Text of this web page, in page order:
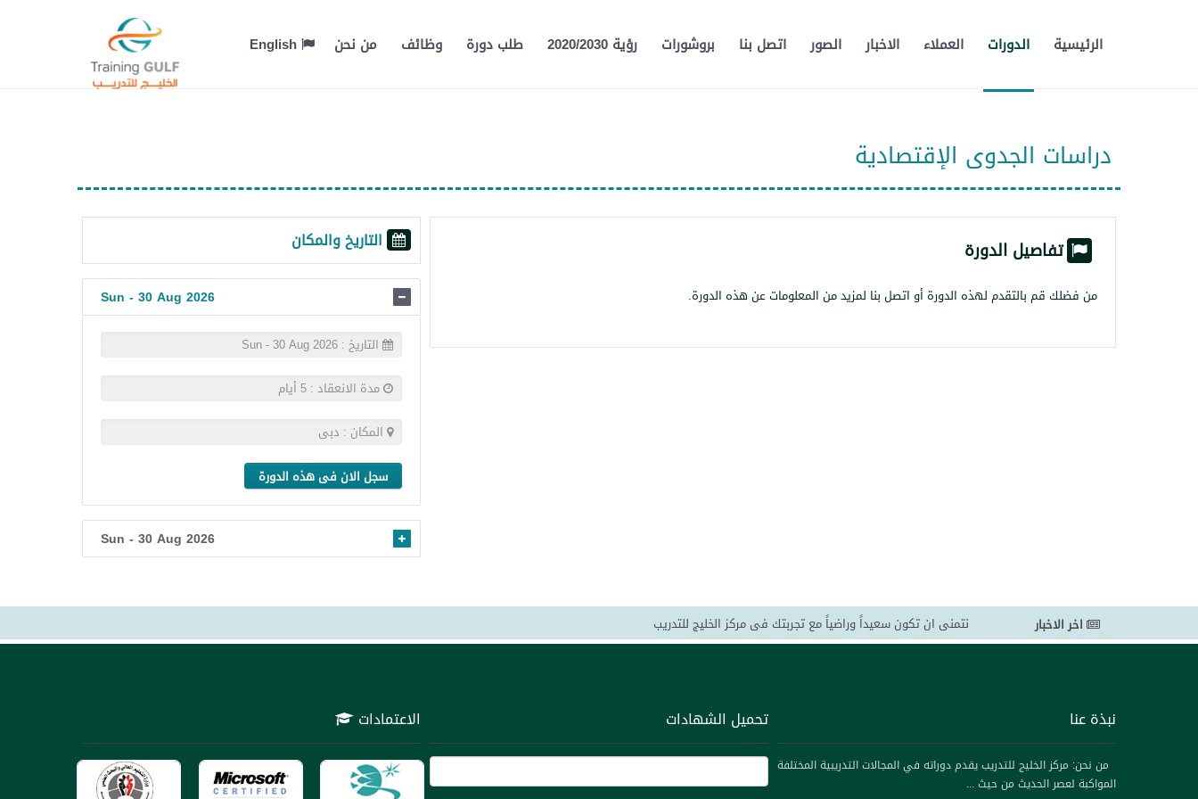
الرئيسية الدورات العملاء الاخبار الصور اتصل بنا بروشورات رؤية 2020/2030 طلب دورة وظائف من نحن
دراسات الجدوى الإقتصادية
تفاصيل الدورة
من فضلك قم بالتقدم لهذه الدورة أو اتصل بنا لمزيد من المعلومات عن هذه الدورة.
التاريخ والمكان
Sun - 30 Aug 2026
التاريخ : Sun - 30 Aug 2026
مدة الانعقاد : 5 أيام
المكان : دبى
سجل الان فى هذه الدورة
Sun - 30 Aug 2026
اخر الاخبار
نتمنى ان تكون سعيداً وراضياً مع تجربتك فى مركز الخليج للتدريب
شاركونا بالإطلاع على بروشورات الدورات المؤكدة على موقعنا والتي تقدم لكم بتخفيضات كبيرة
مرحب بكم في موقعنا مركز الخليج للتدريب نتمنى ان نكون عند حسن ظنكم
نحن ملتزمون بتقديم حلول تدريبية حديثة ومتكاملة من حيث الأداء وخدمة عالية الجودة ونسعى جاهدين لتحقيق رضا عملائنا من خلال خبرات فريق العمل
لدينا
نبذة عنا
من نحن: مركز الخليج للتدريب يقدم دوراته في المجالات التدريبية المختلفة
المواكبة لعصر الحديث من حيث ...
تحميل الشهادات الاعتمادات